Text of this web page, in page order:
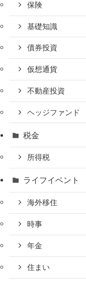
保険
基礎知識
債券投資
仮想通貨
不動産投資
ヘッジファンド
税金
所得税
ライフイベント
海外移住
時事
年金
住まい